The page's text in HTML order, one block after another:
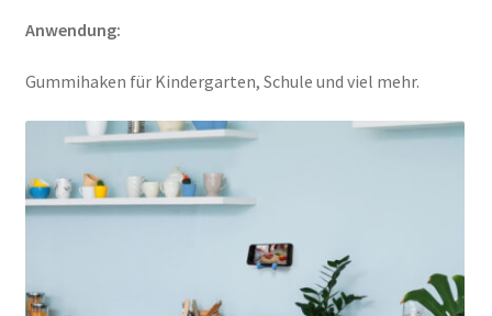
Anwendung:
Gummihaken für Kindergarten, Schule und viel mehr.